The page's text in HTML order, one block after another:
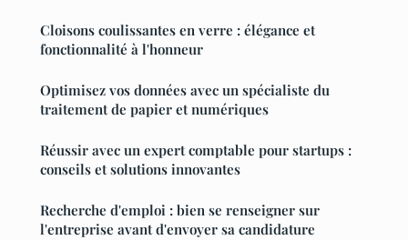
Cloisons coulissantes en verre : élégance et
fonctionnalité à l'honneur
Optimisez vos données avec un spécialiste du
traitement de papier et numériques
Réussir avec un expert comptable pour startups :
conseils et solutions innovantes
Recherche d'emploi : bien se renseigner sur
l'entreprise avant d'envoyer sa candidature